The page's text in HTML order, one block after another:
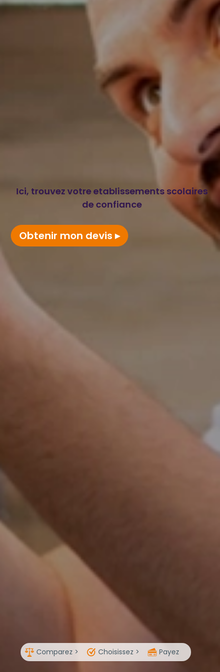
Ici, trouvez votre etablissements scolaires
de confiance
Obtenir mon devis
Comparez > Choisissez > Payez